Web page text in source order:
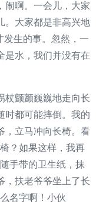
闹啊。一会儿，大家
。大家都是非高兴地
发生的事。忽然，一
是水，我们并没有在
杖颤颤巍巍地走向长
时都可能摔倒。我的
，立马冲向长椅。看
？如果这样，我再
手带的卫生纸，抹
，扶老爷爷坐上了长
名字啊！小伙